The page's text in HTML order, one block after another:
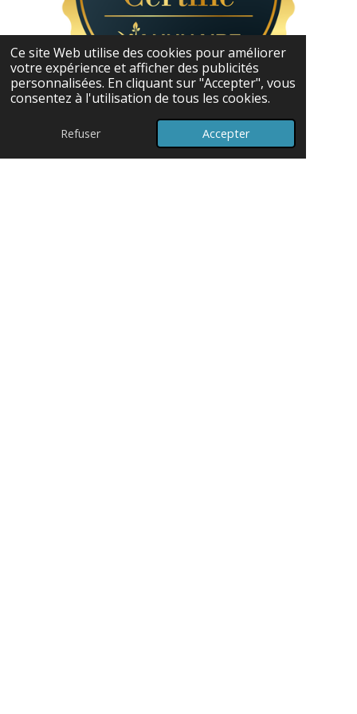
Ce site Web utilise des cookies pour améliorer
votre expérience et afficher des publicités
personnalisées. En cliquant sur "Accepter", vous
consentez à l'utilisation de tous les cookies.
Refuser Accepter
Propulsé parWebador